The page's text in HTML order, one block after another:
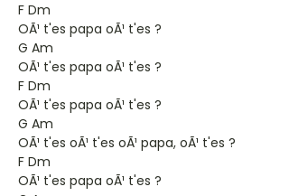
F Dm
OÃ¹ t'es papa oÃ¹ t'es ?
G Am
OÃ¹ t'es papa oÃ¹ t'es ?
F Dm
OÃ¹ t'es papa oÃ¹ t'es ?
G Am
OÃ¹ t'es oÃ¹ t'es oÃ¹ papa, oÃ¹ t'es ?
F Dm
OÃ¹ t'es papa oÃ¹ t'es ?